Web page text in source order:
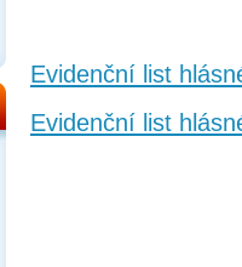
Evidenční list
Evidenční list